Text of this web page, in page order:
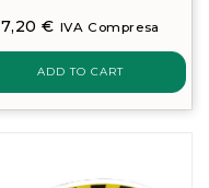
7,20€ IVA Compresa
ADD TO CART